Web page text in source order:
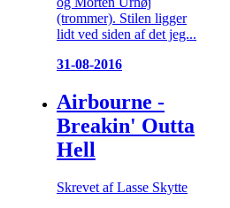
(trommer). Stilen ligger
lidt ved siden af det jeg...
31-08-2016
Airbourne -
Breakin' Outta
Hell
Skrevet af Lasse Skytte